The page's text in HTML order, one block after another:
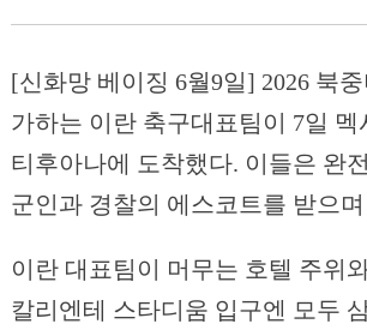
[신화망 베이징 6월9일] 2026 북
가하는 이란 축구대표팀이 7일 멕
티후아나에 도착했다. 이들은 완
군인과 경찰의 에스코트를 받으
이란 대표팀이 머무는 호텔 주위
칼리엔테 스타디움 입구엔 모두